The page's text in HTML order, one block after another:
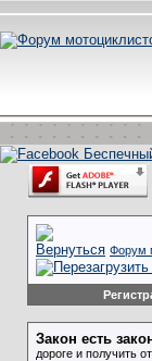
Форум
Закон есть
дороге и получить